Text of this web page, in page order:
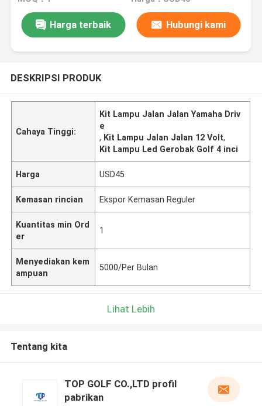
Harga terbaik Hubungi kami
DESKRIPSI PRODUK
Cahaya Tinggi:
Kit Lampu Jalan Jalan Yamaha Driv
e
, Kit Lampu Jalan Jalan 12 Volt,
Kit Lampu Led Gerobak Golf 4 inci
Harga USD45
Kemasan rincian Ekspor Kemasan Reguler
Kuantitas min Ord
er
1
Menyediakan kem
ampuan
5000/Per Bulan
Lihat Lebih
Tentang kita
TOP GOLF CO.,LTD profil
pabrikan